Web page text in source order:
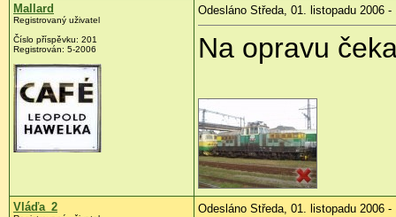
Mallard
Registrovaný uživatel
Číslo příspěvku: 201
Registrován: 5-2006
Odesláno Středa, 01. listopadu 2006 -
Na opravu
Vláďa_2 Odesláno Středa, 01. listopadu 2006 -